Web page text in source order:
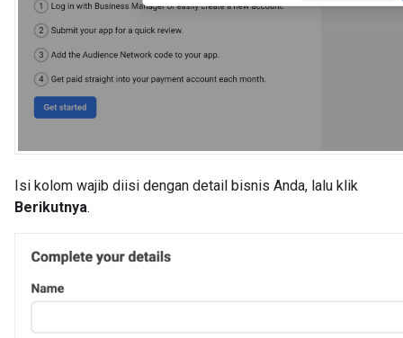
Isi kolom wajib diisi dengan detail bisnis Anda, lalu klik
Berikutnya.